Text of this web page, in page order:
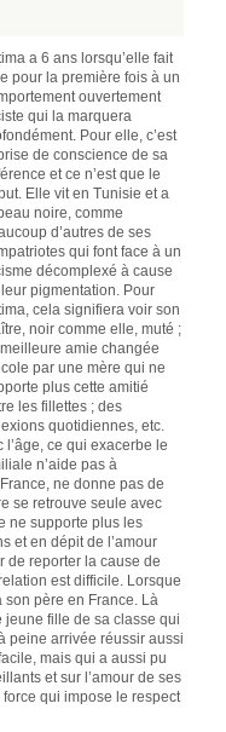
a 6 ans lorsqu’elle fait
pour la première fois à un
ouvertement
qui la marquera
Pour elle, c’est
de conscience de sa
et ce n’est que le
Elle vit en Tunisie et a
noire, comme
d’autres de ses
qui font face à un
décomplexé à cause
pigmentation. Pour
cela signifiera voir son
noir comme elle, muté ;
amie changée
par une mère qui ne
plus cette amitié
les fillettes ; des
quotidiennes, etc.
ce qui exacerbe le
n’aide pas à
ne donne pas de
se retrouve seule avec
ne supporte plus les
et en dépit de l’amour
de reporter la cause de
est difficile. Lorsque
son père en France. Là
jeune fille de sa classe qui
peine arrivée réussir aussi
mais qui a aussi pu
et sur l’amour de ses
qui impose le respect